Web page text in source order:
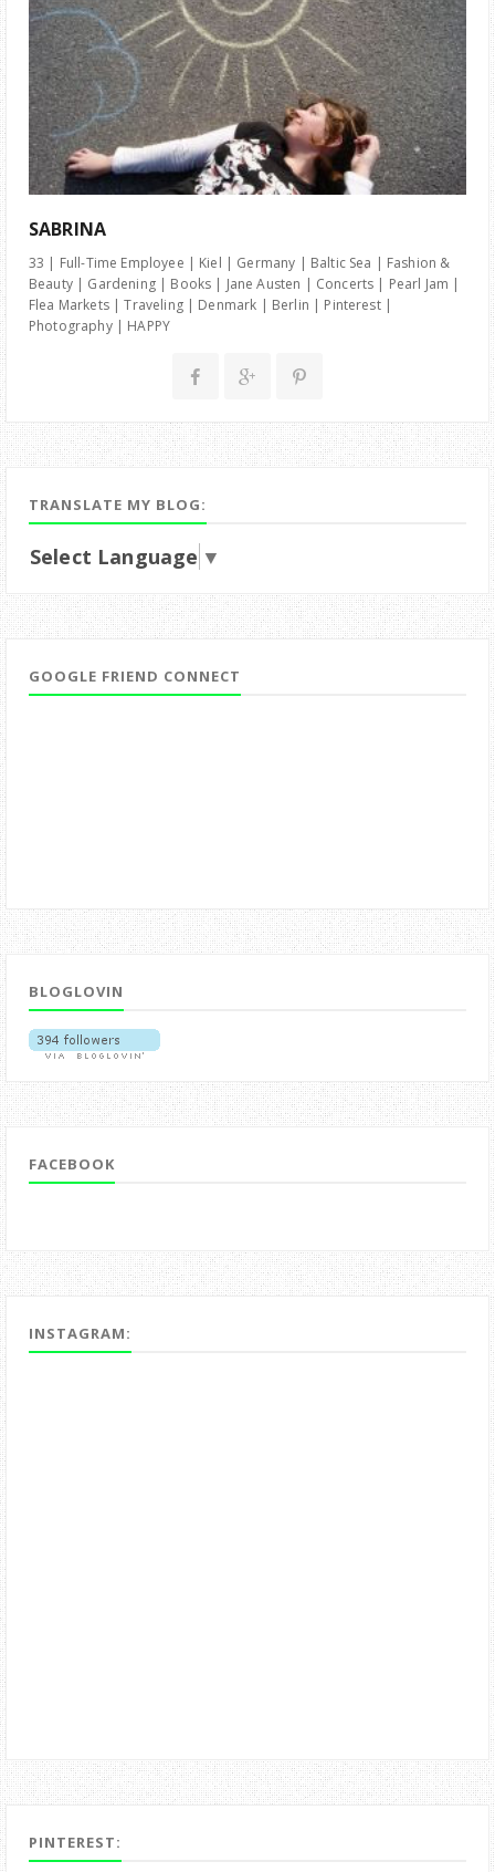
SABRINA
33 | Full-Time Employee | Kiel | Germany | Baltic Sea | Fashion &
Beauty | Gardening | Books | Jane Austen | Concerts | Pearl Jam |
Flea Markets | Traveling | Denmark | Berlin | Pinterest |
Photography | HAPPY
TRANSLATE MY BLOG:
Select Language ▼
GOOGLE FRIEND CONNECT
BLOGLOVIN
FACEBOOK
INSTAGRAM:
PINTEREST: